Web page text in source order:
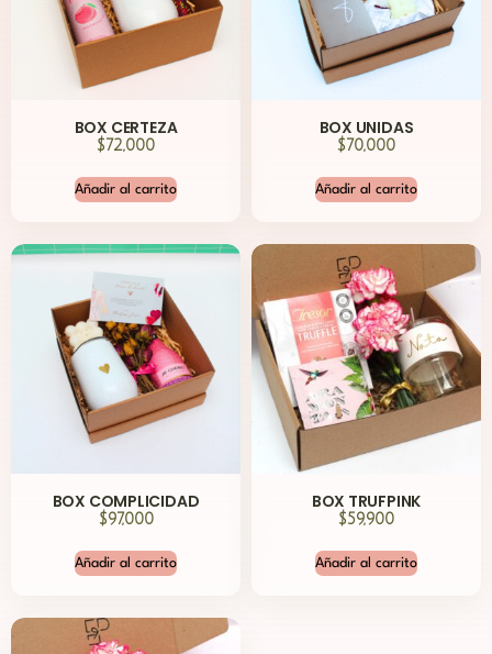
BOX CERTEZA
$ 72,000
Añadir al carrito
BOX UNIDAS
$ 70,000
Añadir al carrito
BOX COMPLICIDAD
$97,000
Añadir al carrito
BOX TRUFPINK
$59,900
Añadir al carrito